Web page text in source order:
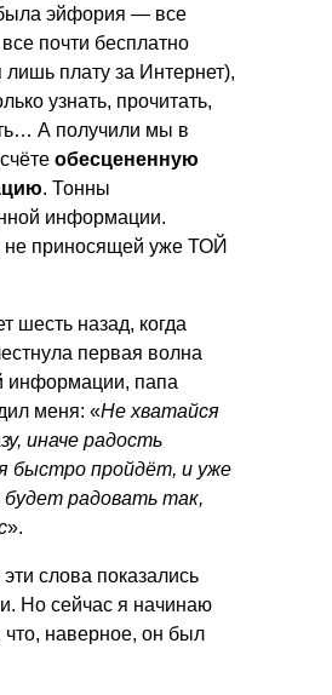
эйфория — все
почти бесплатно
лишь плату за Интернет),
узнать, прочитать,
А получили мы в
обесцененную
. Тонны
информации.
не приносящей уже ТОЙ
шесть назад, когда
первая волна
информации, папа
меня: «Не хватайся
иначе радость
быстро пройдёт, и уже
будет радовать так,
».
слова показались
Но сейчас я начинаю
что, наверное, он был